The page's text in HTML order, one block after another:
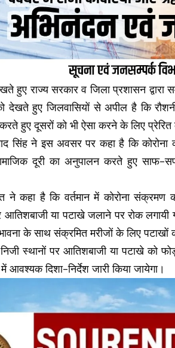
हुए राज्य सरकार व जिला प्रशासन
देखते हुए जिलवासियों से अपील है कि
हुए दूसरों को भी ऐसा करने के लिए
सिंह ने इस अवसर पर कहा है कि
दूरी का अनुपालन करते हुए साफ-
ने कहा है कि वर्तमान में कोरोना
आतिशबाजी या पटाखे जलाने पर रोक
के साथ संक्रमित मरीजों के लिए
स्थानों पर आतिशबाजी या पटाखे को
दिशा-निर्देश जारी किया जायेगा।